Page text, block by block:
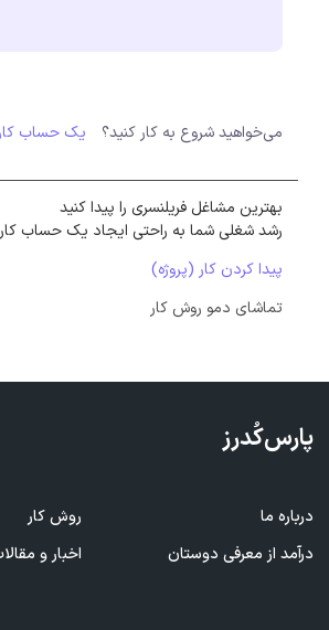
می‌خواهید شروع به کار کنید؟ یک حساب
بهترین مشاغل فریلنسری را پیدا کنید
رشد شغلی شما به راحتی ایجاد یک حساب
پیدا کردن کار (پروژه)
تماشای دمو روش کار
پارس‌کُدرز
درباره ما روش کار
درآمد از معرفی دوستان اخبار و